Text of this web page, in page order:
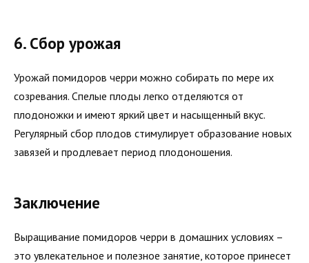
6. Сбор урожая
Урожай помидоров черри можно собирать по мере их
созревания. Спелые плоды легко отделяются от
плодоножки и имеют яркий цвет и насыщенный вкус.
Регулярный сбор плодов стимулирует образование новых
завязей и продлевает период плодоношения.
Заключение
Выращивание помидоров черри в домашних условиях –
это увлекательное и полезное занятие, которое принесет